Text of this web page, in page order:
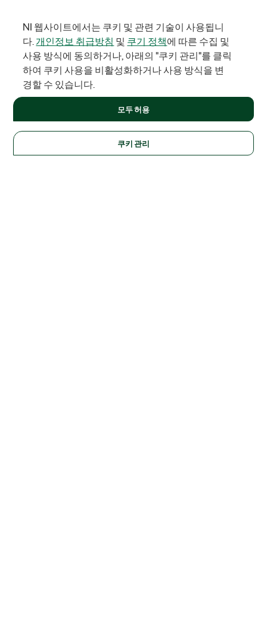
NI 웹사이트에서는 쿠키 및 관련 기술이 사용됩니
다.개인정보 취급방침 및 쿠기 정책에 따른 수집 및
사용 방식에 동의하거나, 아래의 "쿠키 관리"를 클릭
하여 쿠키 사용을 비활성화하거나 사용 방식을 변
경할 수 있습니다.
쿠키 관리
모두 허용